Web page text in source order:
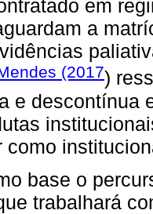
em
a
(2017)
e descontínua
como
base o
trabalhará